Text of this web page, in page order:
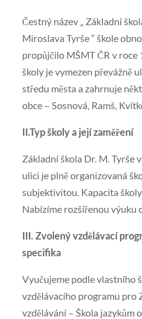
Čestný název „ Základní
Miroslava Tyrše “ škole
propůjčilo MŠMT ČR v roce
školy je vymezen převážně
středu města a zahrnuje
obce – Sosnová, Ramš,
II.Typ školy a její zaměření
Základní škola Dr. M. Tyrše
ulici je plně organizovaná
subjektivitou. Kapacita
Nabízíme rozšířenou výuku
III. Zvolený vzdělávací
specifika
Vyučujeme podle vlastního
vzdělávacího programu pro
vzdělávání – Škola jazykům